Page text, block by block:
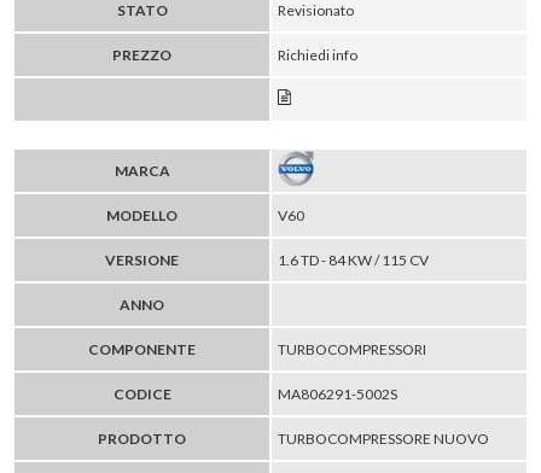
STATO
Revisionato
PREZZO Richiedi info
MARCA
MODELLO V60
VERSIONE 1.6 TD - 84 KW / 115 CV
ANNO
COMPONENTE TURBOCOMPRESSORI
CODICE MA806291-5002S
PRODOTTO TURBOCOMPRESSORE NUOVO